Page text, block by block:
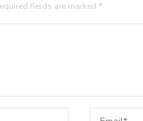
fields are marked *